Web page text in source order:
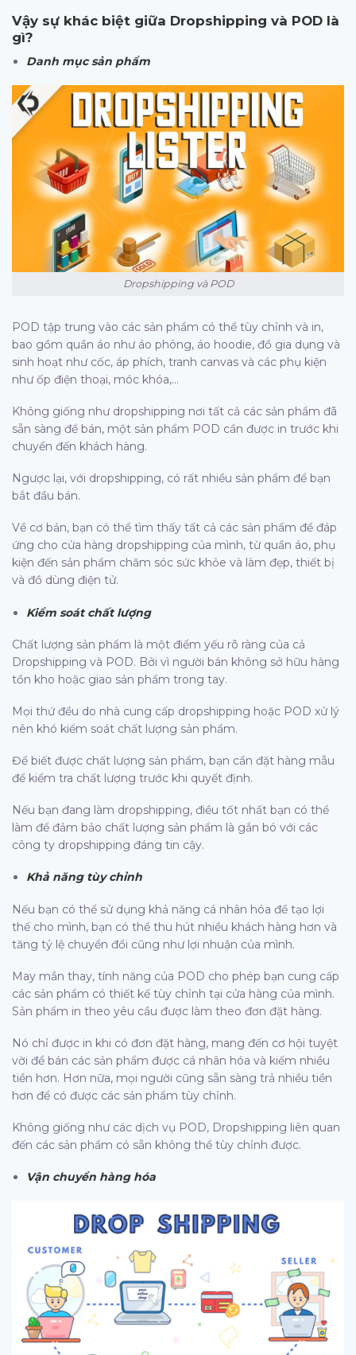
Vậy sự khác biệt giữa Dropshipping và POD là
gì?
Danh mục sản phẩm
Dropshipping và POD
POD tập trung vào các sản phẩm có thể tùy chỉnh và in,
bao gồm quần áo như áo phông, áo hoodie, đồ gia dụng và
sinh hoạt như cốc, áp phích, tranh canvas và các phụ kiện
như ốp điện thoại, móc khóa,…
Không giống như dropshipping nơi tất cả các sản phẩm đã
sẵn sàng để bán, một sản phẩm POD cần được in trước khi
chuyển đến khách hàng.
Ngược lại, với dropshipping, có rất nhiều sản phẩm để bạn
bắt đầu bán.
Về cơ bản, bạn có thể tìm thấy tất cả các sản phẩm để đáp
ứng cho cửa hàng dropshipping của mình, từ quần áo, phụ
kiện đến sản phẩm chăm sóc sức khỏe và làm đẹp, thiết bị
và đồ dùng điện tử.
Kiểm soát chất lượng
Chất lượng sản phẩm là một điểm yếu rõ ràng của cả
Dropshipping và POD. Bởi vì người bán không sở hữu hàng
tồn kho hoặc giao sản phẩm trong tay.
Mọi thứ đều do nhà cung cấp dropshipping hoặc POD xử lý
nên khó kiểm soát chất lượng sản phẩm.
Để biết được chất lượng sản phẩm, bạn cần đặt hàng mẫu
để kiểm tra chất lượng trước khi quyết định.
Nếu bạn đang làm dropshipping, điều tốt nhất bạn có thể
làm để đảm bảo chất lượng sản phẩm là gắn bó với các
công ty dropshipping đáng tin cậy.
Khả năng tùy chỉnh
Nếu bạn có thể sử dụng khả năng cá nhân hóa để tạo lợi
thế cho mình, bạn có thể thu hút nhiều khách hàng hơn và
tăng tỷ lệ chuyển đổi cũng như lợi nhuận của mình.
May mắn thay, tính năng của POD cho phép bạn cung cấp
các sản phẩm có thiết kế tùy chỉnh tại cửa hàng của mình.
Sản phẩm in theo yêu cầu được làm theo đơn đặt hàng.
Nó chỉ được in khi có đơn đặt hàng, mang đến cơ hội tuyệt
vời để bán các sản phẩm được cá nhân hóa và kiếm nhiều
tiền hơn. Hơn nữa, mọi người cũng sẵn sàng trả nhiều tiền
hơn để có được các sản phẩm tùy chỉnh.
Không giống như các dịch vụ POD, Dropshipping liên quan
đến các sản phẩm có sẵn không thể tùy chỉnh được.
Vận chuyển hàng hóa